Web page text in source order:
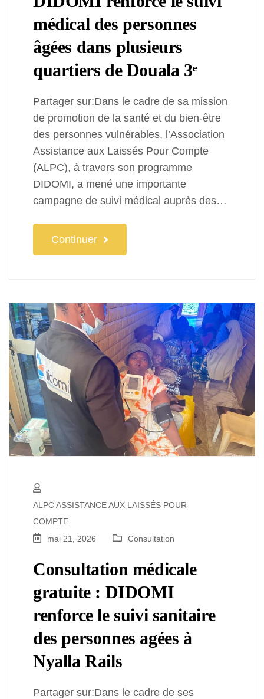
médical des personnes
âgées dans plusieurs
quartiers de Douala 3ᵉ
Partager sur:Dans le cadre de sa mission
de promotion de la santé et du bien-être
des personnes vulnérables, l’Association
Assistance aux Laissés Pour Compte
(ALPC), à travers son programme
DIDOMI, a mené une importante
campagne de suivi médical auprès des…
Continuer
ALPC ASSISTANCE AUX LAISSÉS POUR
COMPTE
mai 21, 2026
Consultation
Consultation médicale
gratuite : DIDOMI
renforce le suivi sanitaire
des personnes agées à
Nyalla Rails
Partager sur:Dans le cadre de ses